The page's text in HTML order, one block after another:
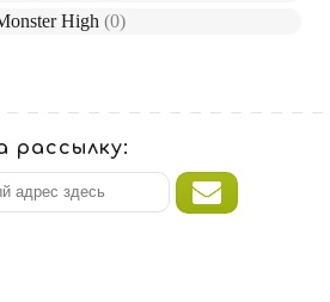
High (0)
рассылку: